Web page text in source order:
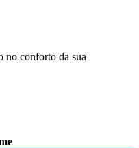
no conforto da sua